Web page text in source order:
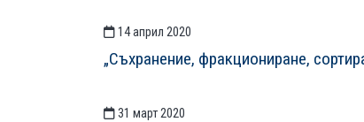
14 април 2020
„Съхранение, фракциониране,
31 март 2020